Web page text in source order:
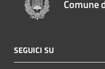
Comune
SEGUICI SU